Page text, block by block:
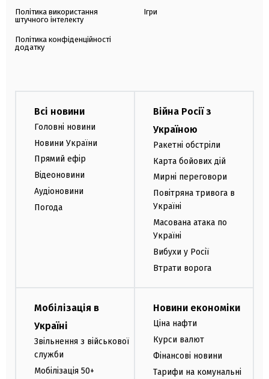
Політика використання
штучного інтелекту
Політика конфіденційності
додатку
Ігри
Всі новини
Головні новини
Новини України
Прямий ефір
Відеоновини
Аудіоновини
Погода
Війна Росії з
Україною
Ракетні обстріли
Карта бойових дій
Мирні переговори
Повітряна тривога в
Україні
Масована атака по
Україні
Вибухи у Росії
Втрати ворога
Мобілізація в
Україні
Звільнення з військової
служби
Мобілізація 50+
Новини економіки
Ціна нафти
Курси валют
Фінансові новини
Тарифи на комунальні